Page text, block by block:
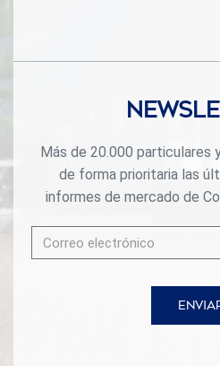
Más de 20.000 particulares
de forma prioritaria las
informes de mercado de